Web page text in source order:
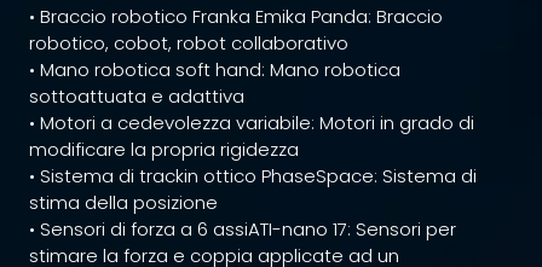
• Braccio robotico Franka Emika Panda: Braccio
robotico, cobot, robot collaborativo
• Mano robotica soft hand: Mano robotica
sottoattuata e adattiva
• Motori a cedevolezza variabile: Motori in grado di
modificare la propria rigidezza
• Sistema di trackin ottico PhaseSpace: Sistema di
stima della posizione
• Sensori di forza a 6 assiATI-nano 17: Sensori per
stimare la forza e coppia applicate ad un